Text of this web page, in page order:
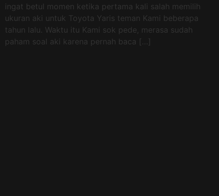
ingat betul momen ketika pertama kali salah memilih
ukuran aki untuk Toyota Yaris teman Kami beberapa
tahun lalu. Waktu itu Kami sok pede, merasa sudah
paham soal aki karena pernah baca […]